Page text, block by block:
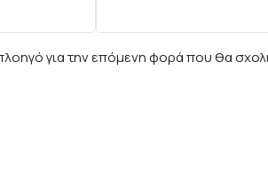
για την επόμενη φορά που θα